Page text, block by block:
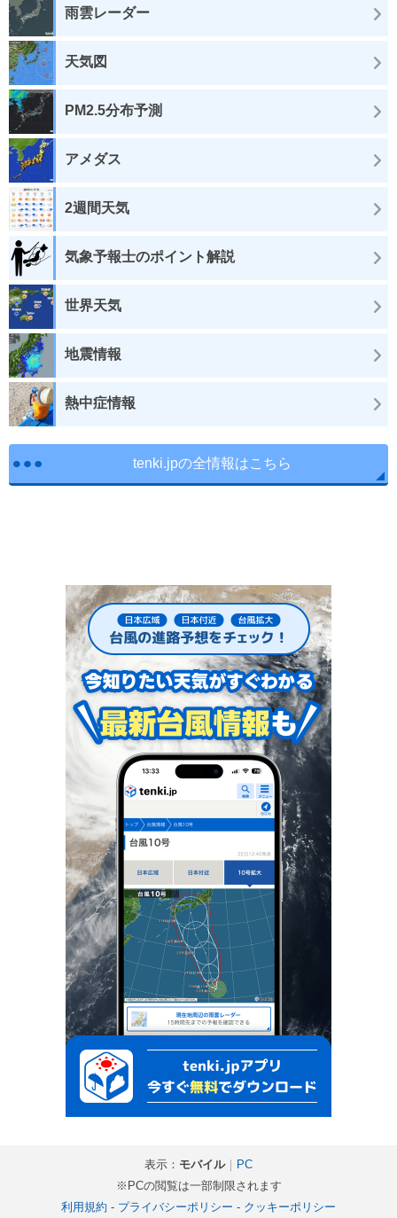
雨雲レーダー
天気図
PM2.5分布予測
アメダス
2週間天気
気象予報士のポイント解説
世界天気
地震情報
熱中症情報
tenki.jpの全情報はこちら
表示： モバイル｜
PC
※PCの閲覧は一部制限されます
利用規約 - プライバシーポリシー - クッキーポリシー